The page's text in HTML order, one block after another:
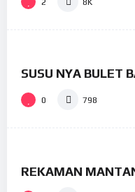
8K
SUSU NYA BULET
0 798
#22
REKAMAN